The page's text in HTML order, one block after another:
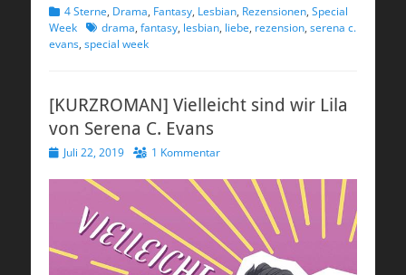
Kategorien
4 Sterne, Drama, Fantasy, Lesbian, Rezensionen, Special
Week Schlagworte
drama, fantasy, lesbian, liebe, rezension, serena c.
evans, special week
[KURZROMAN] Vielleicht sind wir Lila
von Serena C. Evans
Veröffentlicht
Juli 22, 2019 1 Kommentar